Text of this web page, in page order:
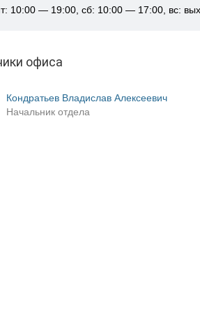
10:00 — 19:00, сб: 10:00 — 17:00, вс:
офиса
Кондратьев Владислав Алексеевич
Начальник отдела